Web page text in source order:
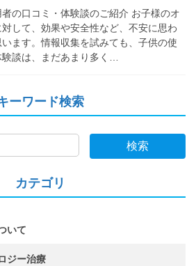
の口コミ・体験談のご紹介 お子様のオ
して、効果や安全性など、不安に思わ
ます。情報収集を試みても、子供の使
談は、まだあまり多く…
ーワード検索
検索
カテゴリ
いて
ジー治療